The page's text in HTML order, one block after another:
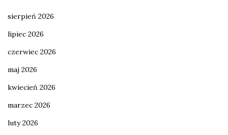
sierpień 2026
lipiec 2026
czerwiec 2026
maj 2026
kwiecień 2026
marzec 2026
luty 2026